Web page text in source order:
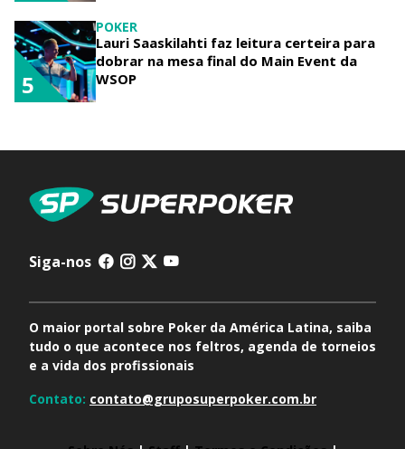
POKER
Lauri Saaskilahti faz leitura certeira para
dobrar na mesa final do Main Event da
WSOP
5
Siga-nos
O maior portal sobre Poker da América Latina, saiba
tudo o que acontece nos feltros, agenda de torneios
e a vida dos profissionais
Contato: contato@gruposuperpoker.com.br